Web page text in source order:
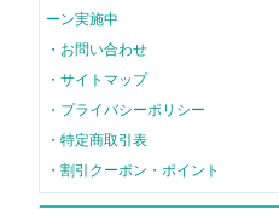
ーン実施中
・お問い合わせ
・サイトマップ
・プライバシーポリシー
・特定商取引表
・割引クーポン・ポイント